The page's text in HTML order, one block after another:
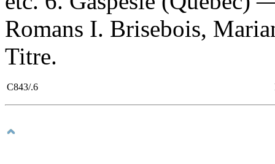
Romans I. Brisebois,
Titre.
C843/.6